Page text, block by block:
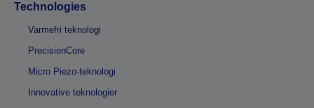
Technologies
Varmefri teknologi
PrecisionCore
Micro Piezo-teknologi
Innovative teknologier